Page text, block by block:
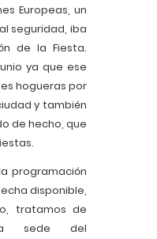
Europeas, un
seguridad, iba
de la Fiesta.
ya que ese
hogueras por
y también
de hecho, que
programación
disponible,
tratamos de
sede del